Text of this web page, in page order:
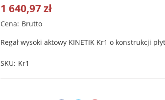
1 640,97 zł
Cena Brutto
Regał wysoki aktowy KINETIK Kr1 o konstrukcji
SKU Kr1